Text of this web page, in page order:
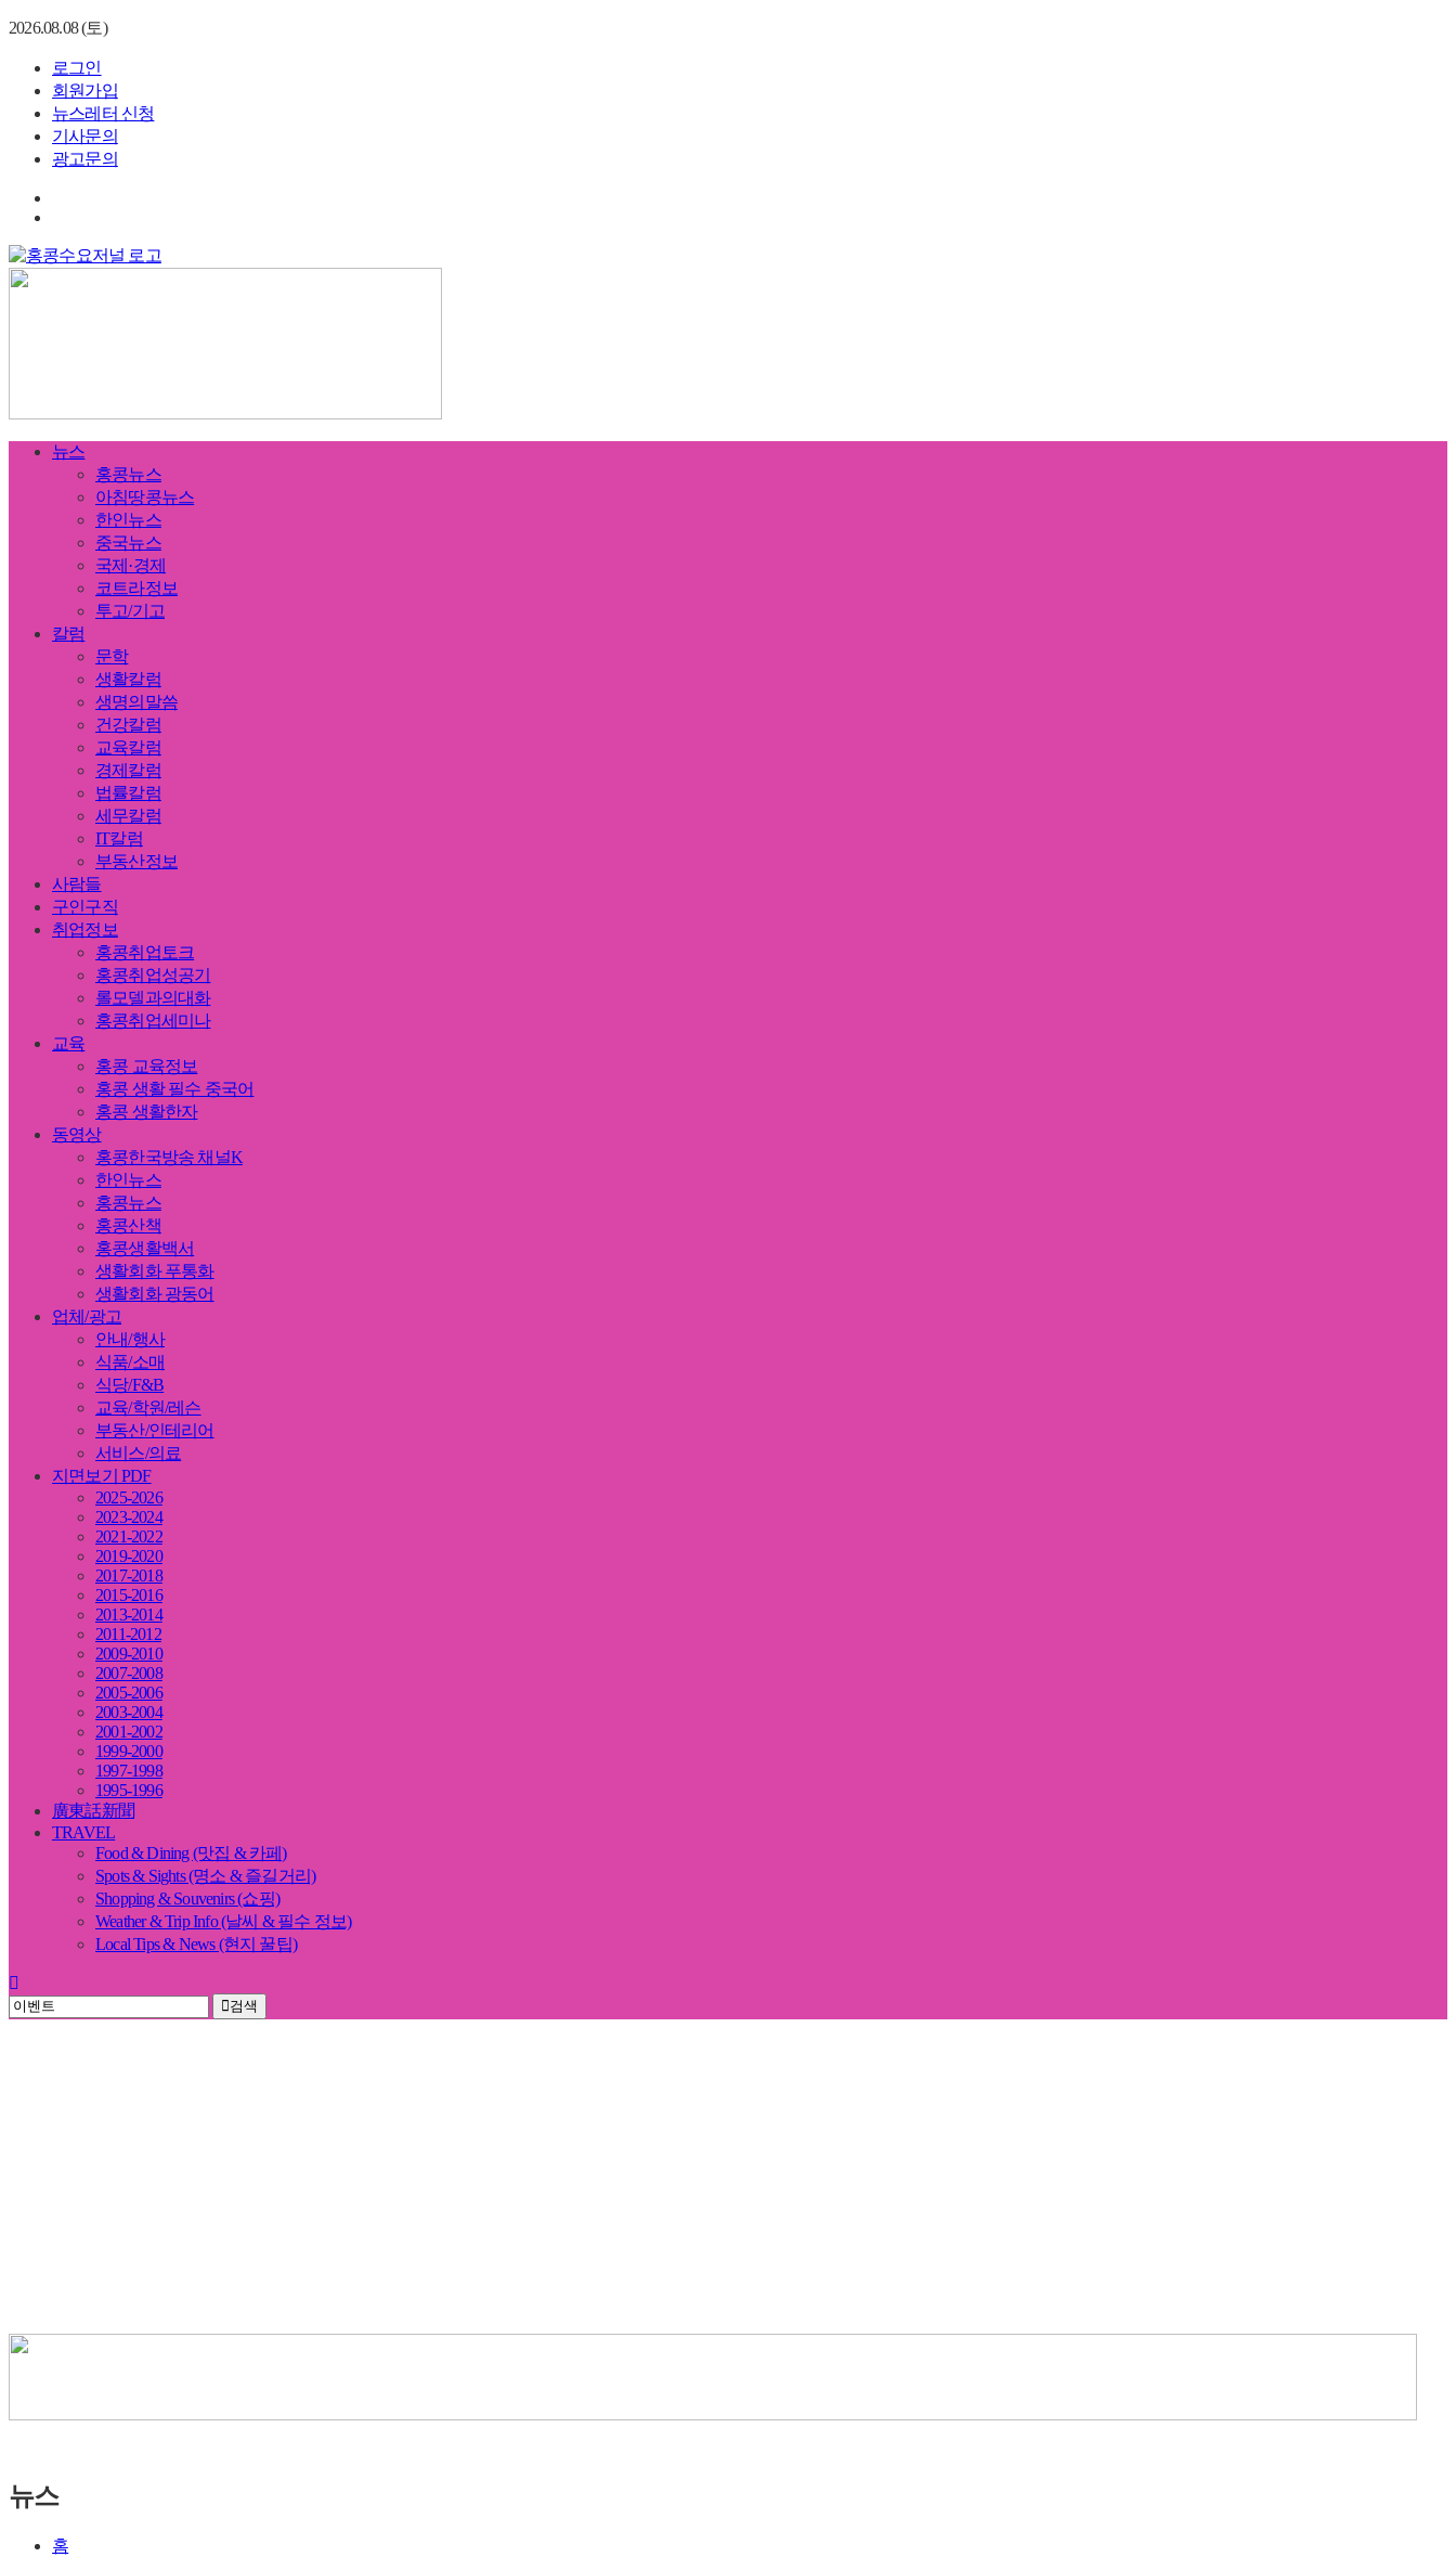
2026.08.08 (토)
로그인
회원가입
뉴스레터 신청
기사문의
광고문의
뉴스
홍콩뉴스
아침땅콩뉴스
한인뉴스
중국뉴스
국제·경제
코트라정보
투고/기고
칼럼
문학
생활칼럼
생명의말씀
건강칼럼
교육칼럼
경제칼럼
법률칼럼
세무칼럼
IT칼럼
부동산정보
사람들
구인구직
취업정보
홍콩취업토크
홍콩취업성공기
롤모델과의대화
홍콩취업세미나
교육
홍콩 교육정보
홍콩 생활 필수 중국어
홍콩 생활한자
동영상
홍콩한국방송 채널K
한인뉴스
홍콩뉴스
홍콩산책
홍콩생활백서
생활회화 푸통화
생활회화 광동어
업체/광고
안내/행사
식품/소매
식당/F&B
교육/학원/레슨
부동산/인테리어
서비스/의료
지면보기 PDF
2025-2026
2023-2024
2021-2022
2019-2020
2017-2018
2015-2016
2013-2014
2011-2012
2009-2010
2007-2008
2005-2006
2003-2004
2001-2002
1999-2000
1997-1998
1995-1996
廣東話新聞
TRAVEL
Food & Dining (맛집 & 카페)
Spots & Sights (명소 & 즐길거리)
Shopping & Souvenirs (쇼핑)
Weather & Trip Info (날씨 & 필수 정보)
Local Tips & News (현지 꿀팁)
검색
뉴스
홈